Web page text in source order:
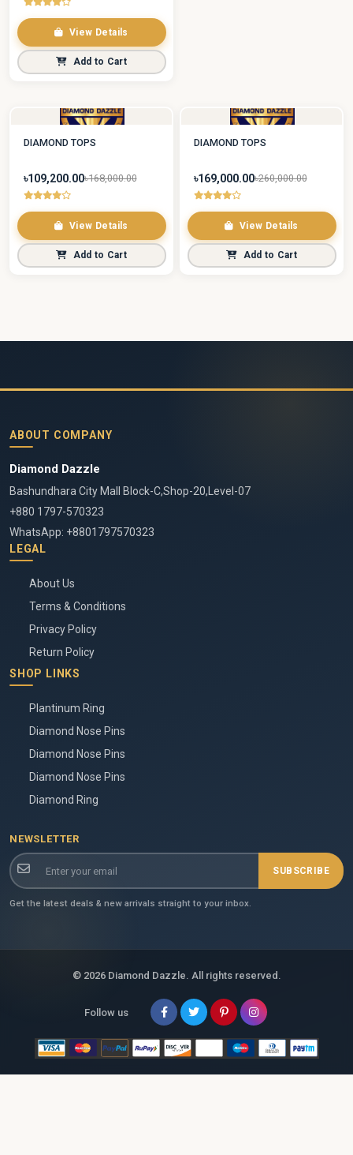
View Details
Add to Cart
DIAMOND TOPS
৳109,200.00৳168,000.00
View Details
Add to Cart
DIAMOND TOPS
৳169,000.00৳260,000.00
View Details
Add to Cart
ABOUT COMPANY
Diamond Dazzle
Bashundhara City Mall Block-C,Shop-20,Level-07
+880 1797-570323
WhatsApp: +8801797570323
LEGAL
About Us
Terms & Conditions
Privacy Policy
Return Policy
SHOP LINKS
Plantinum Ring
Diamond Nose Pins
Diamond Nose Pins
Diamond Nose Pins
Diamond Ring
NEWSLETTER
SUBSCRIBE
Get the latest deals & new arrivals straight to your inbox.
© 2026 Diamond Dazzle. All rights reserved.
Follow us